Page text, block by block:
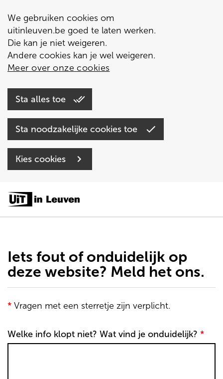
We gebruiken cookies om
uitinleuven.be goed te laten werken.
Die kan je niet weigeren.
Andere cookies kan je wel weigeren.
Meer over onze cookies
Sta alles toe
Sta noodzakelijke cookies toe
Kies cookies
en
gaan
Iets fout of onduidelijk op
deze website? Meld het ons.
* Vragen met een sterretje zijn verplicht.
Welke info klopt niet? Wat vind je onduidelijk? *